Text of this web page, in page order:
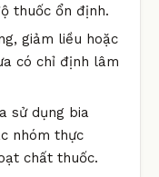
thuốc ổn định.
giảm liều hoặc
có chỉ định lâm
sử dụng bia
nhóm thực
chất thuốc.